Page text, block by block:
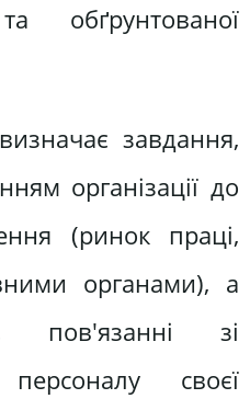
обґрунтованої
завдання,
організації до
(ринок праці,
органами), а
пов'язанні зі
своєї